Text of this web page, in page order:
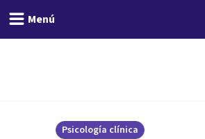
Menú
Psicología clínica